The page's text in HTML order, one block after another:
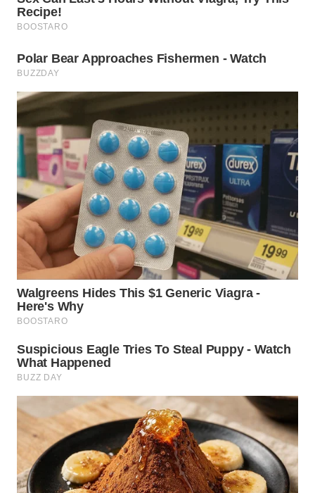
TAPANULI
UTARA
WN
SAMOSIR
WN
PADANG
LAWAS
WN
SUMEDANG
WN
CIANJUR
WN
KEPULAUAN
SERIBU
WN
TANGERANG
BINJAI
WN
CIREBON